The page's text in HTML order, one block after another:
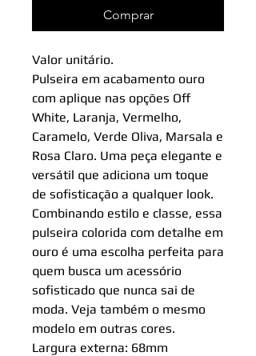
Comprar
Valor unitário.
Pulseira em acabamento ouro
com aplique nas opções Off
White, Laranja, Vermelho,
Caramelo, Verde Oliva, Marsala e
Rosa Claro. Uma peça elegante e
versátil que adiciona um toque
de sofisticação a qualquer look.
Combinando estilo e classe, essa
pulseira colorida com detalhe em
ouro é uma escolha perfeita para
quem busca um acessório
sofisticado que nunca sai de
moda. Veja também o mesmo
modelo em outras cores.
Largura externa: 68mm